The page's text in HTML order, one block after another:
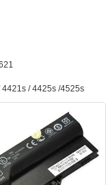
/ 4425s /4525s